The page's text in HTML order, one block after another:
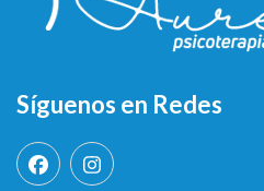
Síguenos en Redes